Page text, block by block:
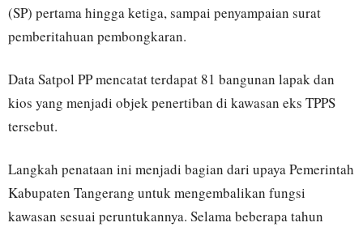
(SP) pertama hingga ketiga, sampai penyampaian surat
pemberitahuan pembongkaran.
Data Satpol PP mencatat terdapat 81 bangunan lapak dan
kios yang menjadi objek penertiban di kawasan eks TPPS
tersebut.
Langkah penataan ini menjadi bagian dari upaya Pemerintah
Kabupaten Tangerang untuk mengembalikan fungsi
kawasan sesuai peruntukannya. Selama beberapa tahun